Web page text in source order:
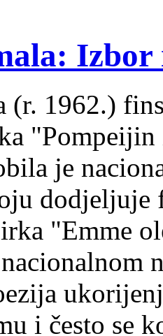
Izbor
(r. 1962.)
je
"Emme
i često se